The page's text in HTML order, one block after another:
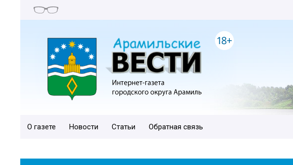
О газете Новости Статьи Обратная связь